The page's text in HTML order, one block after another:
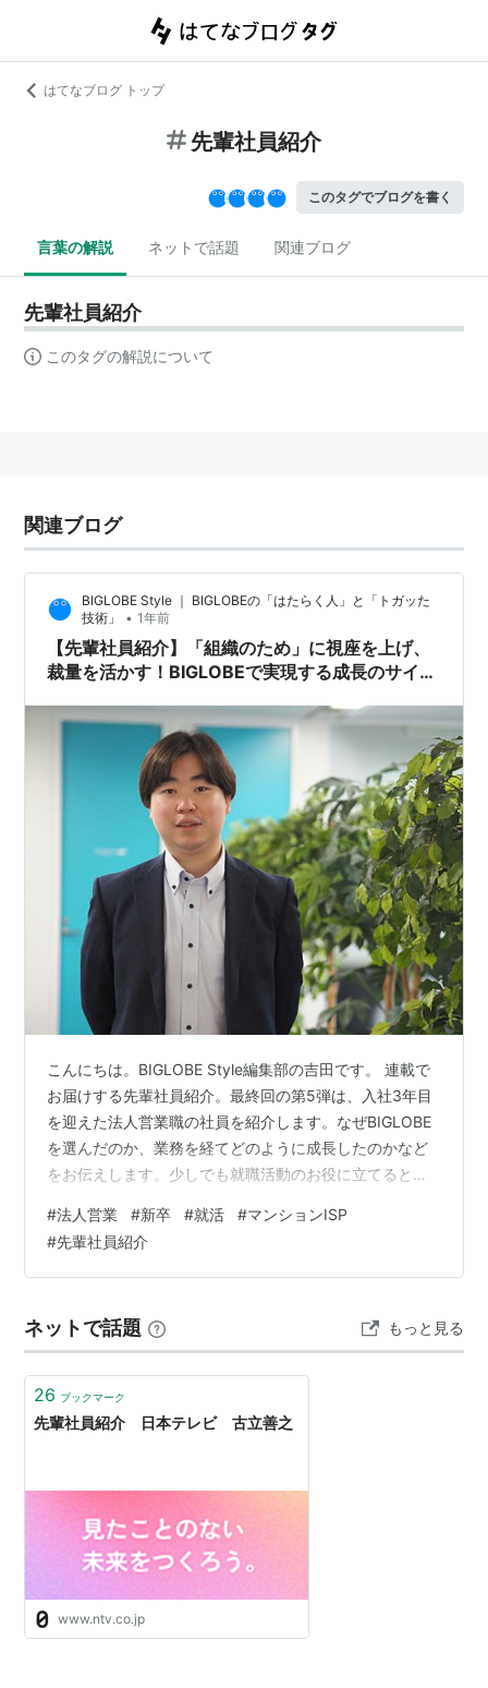
はてなブログ トップ
先輩社員紹介
このタグでブログを書く
言葉の解説 ネットで話題 関連ブログ
先輩社員紹介
このタグの解説について
関連ブログ
BIGLOBE Style ｜ BIGLOBEの「はたらく人」と「トガッた
技術」
• 1年前
【先輩社員紹介】「組織のため」に視座を上げ、
裁量を活かす！BIGLOBEで実現する成長のサイク
こんにちは。BIGLOBE Style編集部の吉田です。 連載で
お届けする先輩社員紹介。最終回の第5弾は、入社3年目
を迎えた法人営業職の社員を紹介します。なぜBIGLOBE
を選んだのか、業務を経てどのように成長したのかなど
をお伝えします。少しでも就職活動のお役に立てると幸
ライズ事業本部 法人第１営業部 １グループ 入社：2023
年4月新卒担当業務：法人営業学生時代の専攻：経営学部
趣味：FPSゲーム、サッカー、ちいかわ 現在の仕事につ
仕事をする上で大切にしていること、成長、仲間 あ…
#法人営業 #新卒 #就活 #マンションISP
#先輩社員紹介
ネットで話題 もっと見る
26 ブックマーク
先輩社員紹介 日本テレビ 古立善之
www.ntv.co.jp